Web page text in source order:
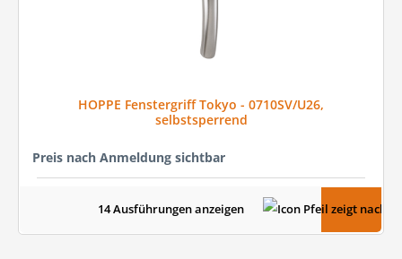
HOPPE Fenstergriff Tokyo - 0710SV/U26,
selbstsperrend
Preis nach Anmeldung sichtbar
14 Ausführungen anzeigen